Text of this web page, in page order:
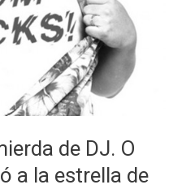
de DJ. O
a la estrella de